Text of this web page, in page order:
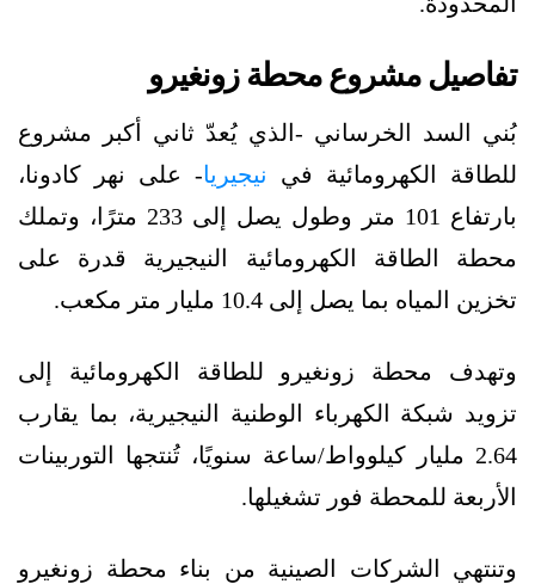
تفاصيل مشروع محطة زونغيرو
بُني السد الخرساني -الذي يُعدّ ثاني أكبر مشروع
للطاقة الكهرومائية في نيجيريا- على نهر كادونا،
بارتفاع 101 متر وطول يصل إلى 233 مترًا، وتملك
محطة الطاقة الكهرومائية النيجيرية قدرة على
تخزين المياه بما يصل إلى 10.4 مليار متر مكعب.
وتهدف محطة زونغيرو للطاقة الكهرومائية إلى
تزويد شبكة الكهرباء الوطنية النيجيرية، بما يقارب
2.64 مليار كيلوواط/ساعة سنويًا، تُنتجها التوربينات
الأربعة للمحطة فور تشغيلها.
وتنتهي الشركات الصينية من بناء محطة زونغيرو